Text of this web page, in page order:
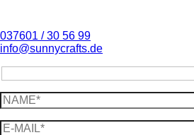
037601 / 30 56 99
info@sunnycrafts.de